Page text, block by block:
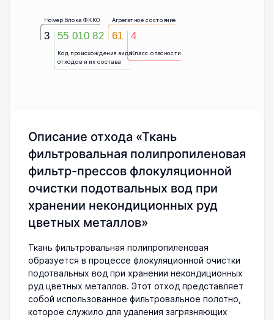
3
Номер блока ФККО
Код происхождения вида
отходов и их состава
55 010 82
Агрегатное состояние
61
Класс опасности
4
Описание отхода «Ткань
фильтровальная полипропиленовая
фильтр-прессов флокуляционной
очистки подотвальных вод при
хранении некондиционных руд
цветных металлов»
Ткань фильтровальная полипропиленовая
образуется в процессе флокуляционной очистки
подотвальных вод при хранении некондиционных
руд цветных металлов. Этот отход представляет
собой использованное фильтровальное полотно,
которое служило для удаления загрязняющих